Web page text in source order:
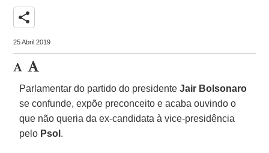
share
25 Abril 2019
Parlamentar do partido do presidenteJair Bolsonaro
se confunde, expõe preconceito e acaba ouvindo o
que não queria da ex-candidata à vice-presidência
pelo Psol .